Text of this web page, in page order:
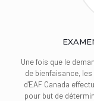
Une fois que le
de bienfaisance,
d'EAF Canada
pour but de